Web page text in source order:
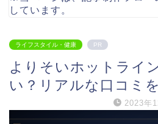
しています。
ライフスタイル・健康 PR
よりそいホットライ
い？リアルな口コミ
2023年